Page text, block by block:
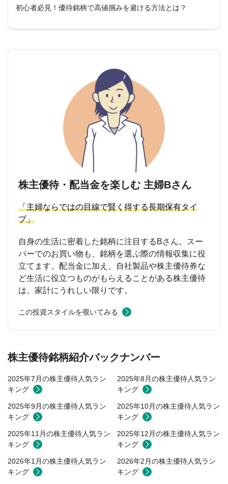
初心者必見！優待銘柄で高値掴みを避ける方法とは？
株主優待・配当金を楽しむ 主婦Bさん
「主婦ならではの目線で賢く得する長期保有タイ
プ」
自身の生活に密着した銘柄に注目するBさん。スー
パーでのお買い物も、銘柄を選ぶ際の情報収集に役
立てます。配当金に加え、自社製品や株主優待券な
ど生活に役立つものがもらえることがある株主優待
は、家計にうれしい限りです。
この投資スタイルを覗いてみる
株主優待銘柄紹介バックナンバー
2025年7月の株主優待人気ラン
キング
2025年8月の株主優待人気ラン
キング
2025年9月の株主優待人気ラン
キング
2025年10月の株主優待人気ラン
キング
2025年11月の株主優待人気ラン
キング
2025年12月の株主優待人気ラン
キング
2026年1月の株主優待人気ラン
キング
2026年2月の株主優待人気ラン
キング